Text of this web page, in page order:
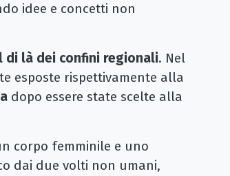
idee e concetti non
di là dei confini regionali. Nel
esposte rispettivamente alla
dopo essere state scelte alla
corpo femminile e uno
dai due volti non umani,